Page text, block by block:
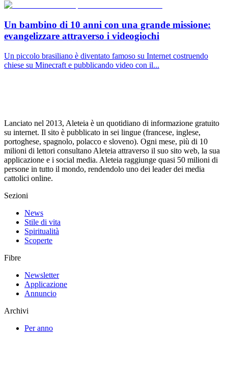
Un bambino di 10 anni con una grande missione:
evangelizzare attraverso i videogiochi
Un piccolo brasiliano è diventato famoso su Internet costruendo
chiese su Minecraft e pubblicando video con il...
Lanciato nel 2013, Aleteia è un quotidiano di informazione gratuito
su internet. Il sito è pubblicato in sei lingue (francese, inglese,
portoghese, spagnolo, polacco e sloveno). Ogni mese, più di 10
milioni di lettori consultano Aleteia attraverso il suo sito web, la sua
applicazione e i social media. Aleteia raggiunge quasi 50 milioni di
persone in tutto il mondo, rendendolo uno dei leader dei media
cattolici online.
Sezioni
News
Stile di vita
Spiritualità
Scoperte
Fibre
Newsletter
Applicazione
Annuncio
Archivi
Per anno